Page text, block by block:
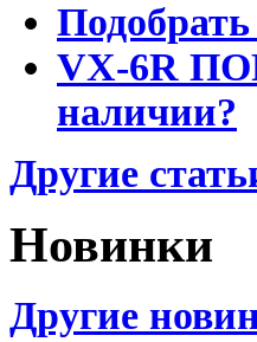
VX-6R
наличии?
Другие
Новинки
Другие